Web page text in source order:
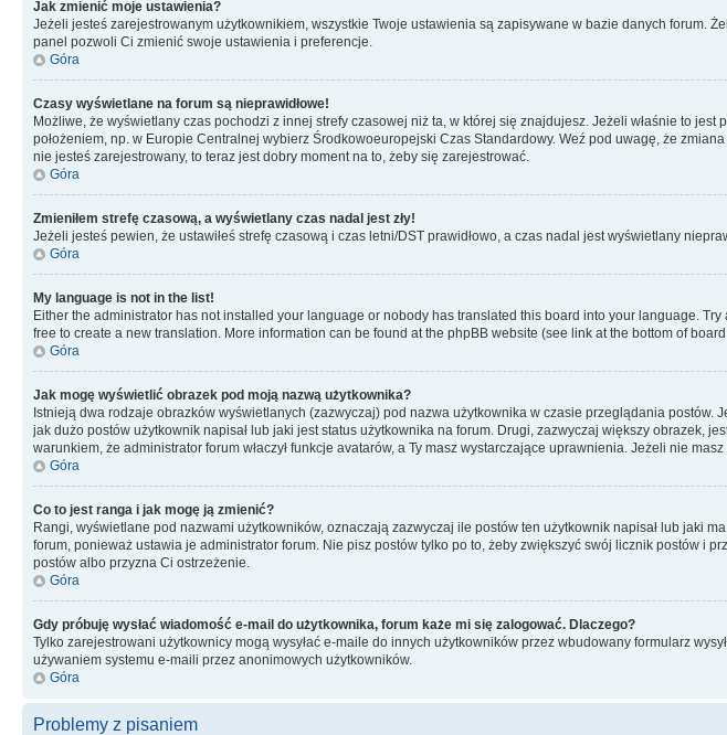
Jak zmienić moje ustawienia?
Jeżeli jesteś zarejestrowanym użytkownikiem, wszystkie Twoje ustawienia są zapisywane w bazie danych forum.
panel pozwoli Ci zmienić swoje ustawienia i preferencje.
Góra
Czasy wyświetlane na forum są nieprawidłowe!
Możliwe, że wyświetlany czas pochodzi z innej strefy czasowej niż ta, w której się znajdujesz. Jeżeli właśnie to
położeniem, np. w Europie Centralnej wybierz Środkowoeuropejski Czas Standardowy. Weź pod uwagę, że
nie jesteś zarejestrowany, to teraz jest dobry moment na to, żeby się zarejestrować.
Góra
Zmieniłem strefę czasową, a wyświetlany czas nadal jest zły!
Jeżeli jesteś pewien, że ustawiłeś strefę czasową i czas letni/DST prawidłowo, a czas nadal jest wyświetlany
Góra
My language is not in the list!
Either the administrator has not installed your language or nobody has translated this board into your language.
free to create a new translation. More information can be found at the phpBB website (see link at the bottom of
Góra
Jak mogę wyświetlić obrazek pod moją nazwą użytkownika?
Istnieją dwa rodzaje obrazków wyświetlanych (zazwyczaj) pod nazwa użytkownika w czasie przeglądania
jak dużo postów użytkownik napisał lub jaki jest status użytkownika na forum. Drugi, zazwyczaj większy obrazek,
warunkiem, że administrator forum właczył funkcje avatarów, a Ty masz wystarczające uprawnienia. Jeżeli nie
Góra
Co to jest ranga i jak mogę ją zmienić?
Rangi, wyświetlane pod nazwami użytkowników, oznaczają zazwyczaj ile postów ten użytkownik napisał lub jaki
forum, ponieważ ustawia je administrator forum. Nie pisz postów tylko po to, żeby zwiększyć swój licznik postów i
postów albo przyzna Ci ostrzeżenie.
Góra
Gdy próbuję wysłać wiadomość e-mail do użytkownika, forum każe mi się zalogować. Dlaczego?
Tylko zarejestrowani użytkownicy mogą wysyłać e-maile do innych użytkowników przez wbudowany formularz
używaniem systemu e-maili przez anonimowych użytkowników.
Góra
Problemy z pisaniem